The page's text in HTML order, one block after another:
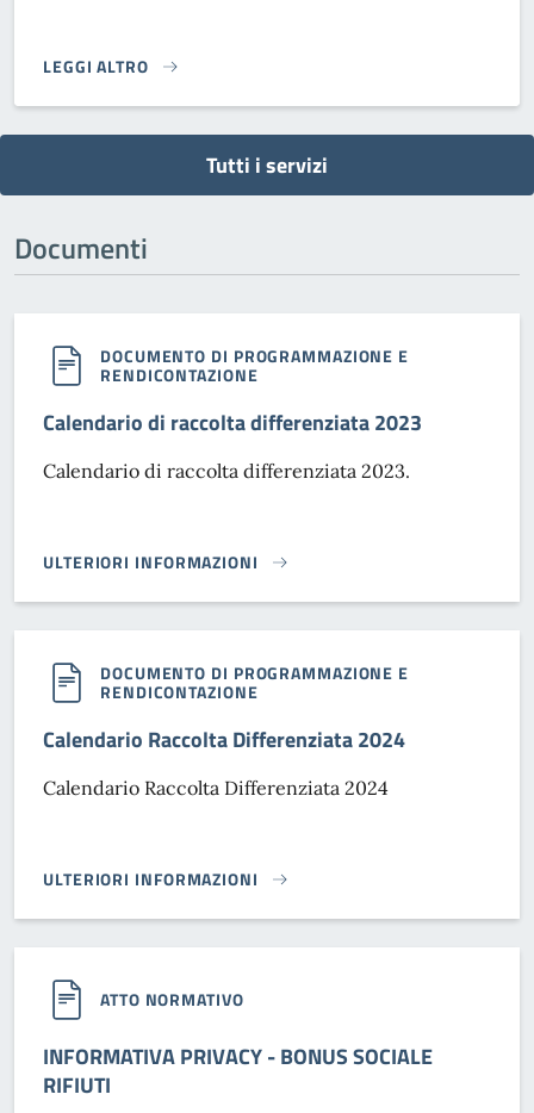
LEGGI ALTRO
SEGNALAZIONI}
Tutti i servizi
Documenti
DOCUMENTO DI PROGRAMMAZIONE E
RENDICONTAZIONE
Calendario di raccolta differenziata 2023
Calendario di raccolta differenziata 2023.
ULTERIORI INFORMAZIONI
CALENDARIO DI RACCOLTA DIFFERENZIATA 2023}
DOCUMENTO DI PROGRAMMAZIONE E
RENDICONTAZIONE
Calendario Raccolta Differenziata 2024
Calendario Raccolta Differenziata 2024
ULTERIORI INFORMAZIONI
CALENDARIO RACCOLTA DIFFERENZIATA 2024}
ATTO NORMATIVO
INFORMATIVA PRIVACY - BONUS SOCIALE
RIFIUTI